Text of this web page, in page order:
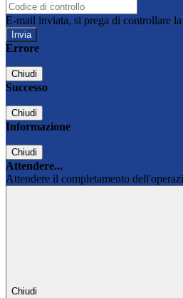
E-mail inviata, si prega di controllare
Errore
Chiudi
Successo
Chiudi
Informazione
Chiudi
Attendere...
Attendere il completamento
Chiudi